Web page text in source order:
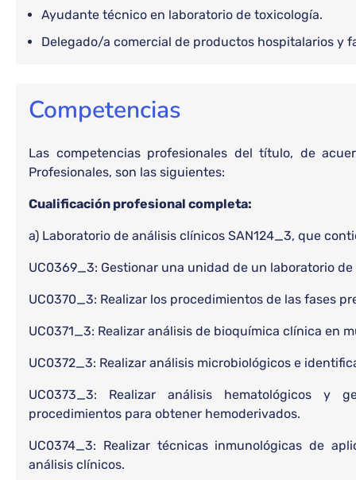
Ayudante técnico en laboratorio de toxicología.
Delegado/a comercial de productos hospitalarios y
Competencias
Las competencias profesionales del título, de
Profesionales, son las siguientes:
Cualificación profesional completa:
a) Laboratorio de análisis clínicos SAN124_3, que
UC0369_3: Gestionar una unidad de un laboratorio
UC0370_3: Realizar los procedimientos de las fases
UC0371_3: Realizar análisis de bioquímica clínica en
UC0372_3: Realizar análisis microbiológicos e
UC0373_3: Realizar análisis hematológicos y
procedimientos para obtener hemoderivados.
UC0374_3: Realizar técnicas inmunológicas de
análisis clínicos.